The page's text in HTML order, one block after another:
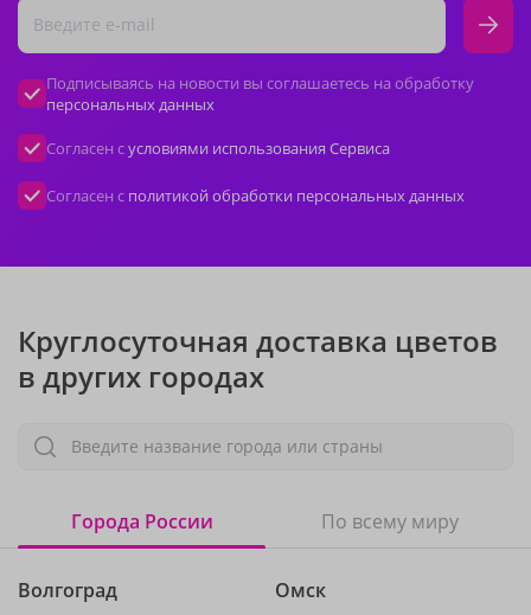
Подписываясь на новости вы соглашаетесь на обработку
персональных данных
Согласен сусловиями использования Сервиса
Согласен с политикой обработки персональных данных
Круглосуточная доставка цветов
в других городах
Введите название города или страны
Города России По всему миру
Волгоград
Омск